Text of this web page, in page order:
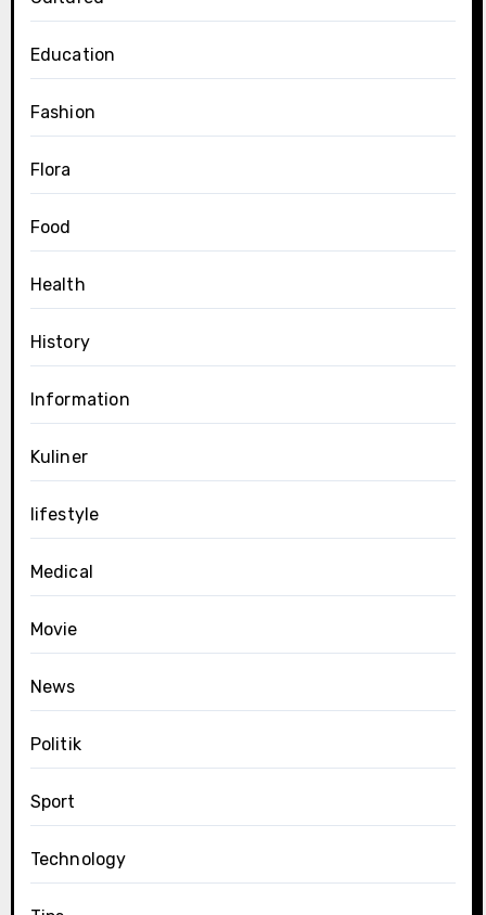
Education
Fashion
Flora
Food
Health
History
Information
Kuliner
lifestyle
Medical
Movie
News
Politik
Sport
Technology